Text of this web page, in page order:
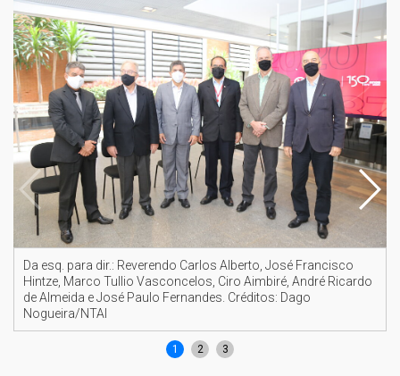
Da esq. para dir.: Reverendo Carlos Alberto, José Francisco
Hintze, Marco Tullio Vasconcelos, Ciro Aimbiré, André Ricardo
de Almeida e José Paulo Fernandes. Créditos: Dago
Nogueira/NTAI
1 2 3